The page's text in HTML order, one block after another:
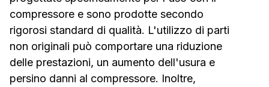
compressore e sono prodotte secondo
rigorosi standard di qualità. L'utilizzo di parti
non originali può comportare una riduzione
delle prestazioni, un aumento dell'usura e
persino danni al compressore. Inoltre,